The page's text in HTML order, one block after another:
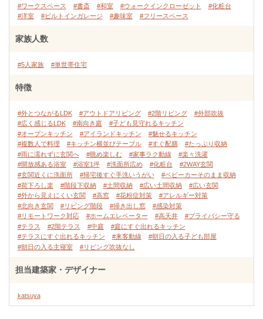
#ワークスペース
#書斎 #和室 #ウォークインクローゼット
#化粧台
#洋室
#ビルトインガレージ #趣味室 #フリースペース
家族人数
#5人家族 #単世帯住宅
特徴
#外とつながるLDK #アウトドアリビング #2階リビング
#外部吹抜
#広く感じるLDK
#南向き庭
#子ども見守れるキッチン
#オープンキッチン
#アイランドキッチン
#魅せるキッチン
#複数人で料理
#キッチン横並びテーブル #すぐ配膳
#たっぷり収納
#雨に濡れずに玄関へ
#眺め楽しむ #家事ラク動線
#楽々洗濯
#開放感ある浴室
#浴室1坪 #洗面所広め #化粧台
#2WAY玄関
#玄関近くに洗面所
#帰宅後すぐ手洗いうがい
#ベビーカーそのまま収納
#荷下ろし楽
#階段下収納 #土間収納 #広い土間収納
#広い玄関
#外から見えにくい玄関
#高窓 #花粉症対策
#アレルギー対策
#北向き玄関
#リビング階段 #掃き出し窓
#感染対策
#リモートワーク対応
#ホームエレベーター #高天井
#プライバシー守る
#テラス
#2階テラス #中庭
#庭にすぐ出れるキッチン
#テラスにすぐ出れるキッチン
#来客動線
#朝日の入る子ども部屋
#朝日の入る主寝室
#リビング吹抜なし
担当建築家・デザイナー
katsuya